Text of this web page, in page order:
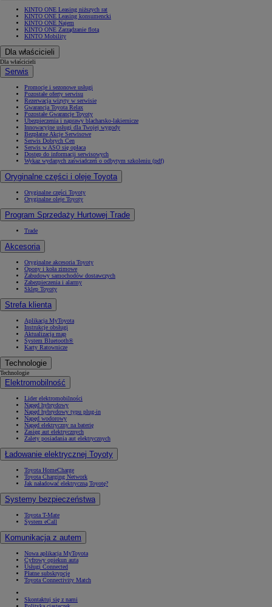
KINTO ONE Leasing niższych rat
KINTO ONE Leasing konsumencki
KINTO ONE Najem
KINTO ONE Zarządzanie flotą
KINTO Mobility
Dla właścicieli
Dla właścicieli
Serwis
Promocje i sezonowe usługi
Pozostałe oferty serwisu
Rezerwacja wizyty w serwisie
Gwarancja Toyota Relax
Pozostałe Gwarancje Toyoty
Ubezpieczenia i naprawy blacharsko-lakiernicze
Innowacyjne usługi dla Twojej wygody
Bezpłatne Akcje Serwisowe
Serwis Dobrych Cen
Serwis w ASO się opłaca
Dostęp do informacji serwisowych
Wykaz wydanych zaświadczeń o odbytym szkoleniu (pdf)
Oryginalne części i oleje Toyota
Oryginalne części Toyoty
Oryginalne oleje Toyoty
Program Sprzedaży Hurtowej Trade
Trade
Akcesoria
Oryginalne akcesoria Toyoty
Opony i koła zimowe
Zabudowy samochodów dostawczych
Zabezpieczenia i alarmy
Sklep Toyoty
Strefa klienta
Aplikacja MyToyota
Instrukcje obsługi
Aktualizacja map
System Bluetooth®
Karty Ratownicze
Technologie
Technologie
Elektromobilność
Lider elektromobilności
Napęd hybrydowy
Napęd hybrydowy typu plug-in
Napęd wodorowy
Napęd elektryczny na baterię
Zasięg aut elektrycznych
Zalety posiadania aut elektrycznych
Ładowanie elektrycznej Toyoty
Toyota HomeCharge
Toyota Charging Network
Jak naładować elektryczną Toyotę?
Systemy bezpieczeństwa
Toyota T-Mate
System eCall
Komunikacja z autem
Nowa aplikacja MyToyota
Cyfrowy opiekun auta
Usługi Connected
Płatne subskrypcje
Toyota Connectivity Match
Skontaktuj się z nami